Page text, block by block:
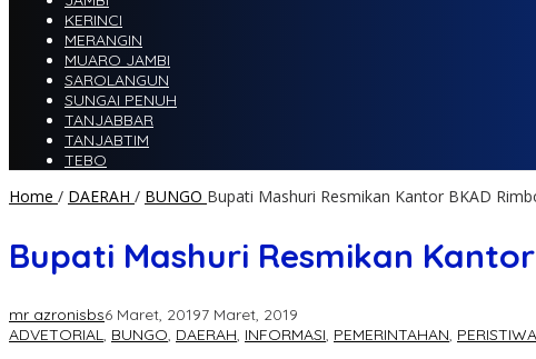
KERINCI
MERANGIN
MUARO JAMBI
SAROLANGUN
SUNGAI PENUH
TANJABBAR
TANJABTIM
TEBO
Home / DAERAH / BUNGO Bupati Mashuri Resmikan Kantor BKAD
Bupati Mashuri Resmikan
mr azronisbs6 Maret, 20197 Maret, 2019
ADVETORIAL, BUNGO, DAERAH, INFORMASI, PEMERINTAHAN, PERISTIWA